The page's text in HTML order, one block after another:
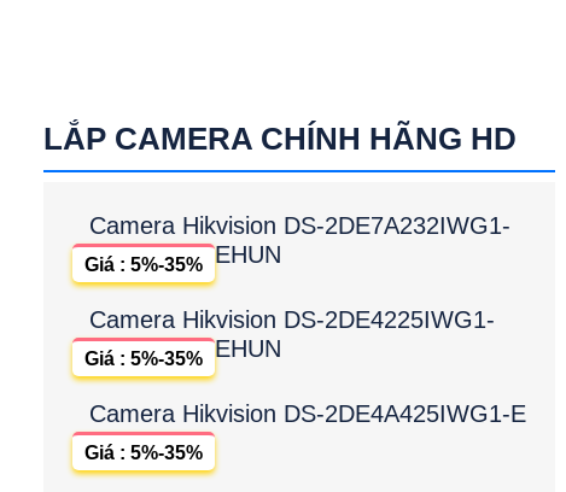
LẮP CAMERA CHÍNH HÃNG HD
Camera Hikvision DS-2DE7A232IWG1-
EHUN
Giá : 5%-35%
Camera Hikvision DS-2DE4225IWG1-
EHUN
Giá : 5%-35%
Camera Hikvision DS-2DE4A425IWG1-E
Giá : 5%-35%